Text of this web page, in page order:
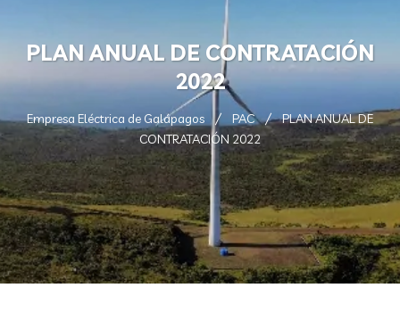
PLAN ANUAL DE CONTRATACIÓN
2022
Empresa Eléctrica de Galápagos PAC
PLAN ANUAL DE
CONTRATACIÓN 2022